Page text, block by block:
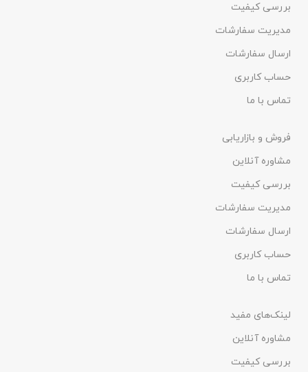
بررسی کیفیت
مدیریت سفارشات
ارسال سفارشات
حساب کاربری
تماس با ما
فروش و بازاریابی
مشاوره آنلاین
بررسی کیفیت
مدیریت سفارشات
ارسال سفارشات
حساب کاربری
تماس با ما
لینک‌های مفید
مشاوره آنلاین
بررسی کیفیت